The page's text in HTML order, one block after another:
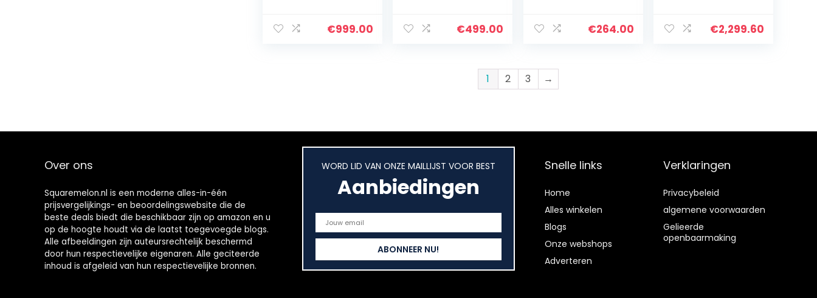
256 GB SSD-
€999.00
(Renewed)€499.00
generatie 8GB
Win 10 Pro
(vernieuwd),
zwart
€264.00
€2,299.60
1 2 3 →
Over ons
Squaremelon.nl is een moderne alles-in-één
prijsvergelijkings- en beoordelingswebsite die de
beste deals biedt die beschikbaar zijn op amazon en u
op de hoogte houdt via de laatst toegevoegde blogs.
Alle afbeeldingen zijn auteursrechtelijk beschermd
door hun respectievelijke eigenaren. Alle geciteerde
inhoud is afgeleid van hun respectievelijke bronnen.
WORD LID VAN ONZE MAILLIJST VOOR BEST
Aanbiedingen
Snelle links
Home
Alles winkelen
Blogs
Onze webshops
Adverteren
Verklaringen
Privacybeleid
algemene voorwaarden
Gelieerde
openbaarmaking